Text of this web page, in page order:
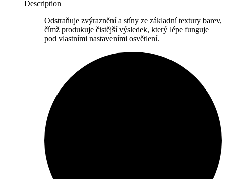
Description
Odstraňuje zvýraznění a stíny ze základní textury barev,
čímž produkuje čistější výsledek, který lépe funguje
pod vlastními nastaveními osvětlení.